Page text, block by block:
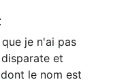
je n'ai pas
et
le nom est